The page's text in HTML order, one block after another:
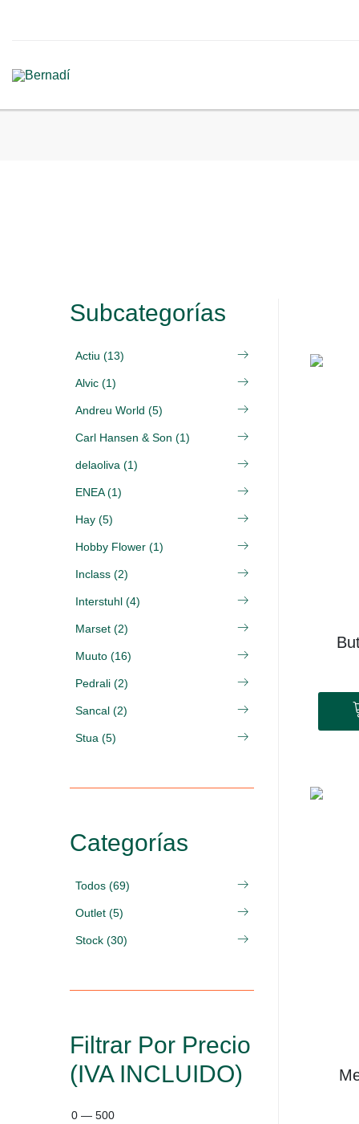
Subcategorías
Actiu (13)
Alvic (1)
Andreu World (5)
Carl Hansen & Son (1)
delaoliva (1)
ENEA (1)
Hay (5)
Hobby Flower (1)
Inclass (2)
Interstuhl (4)
Marset (2)
Muuto (16)
Pedrali (2)
Sancal (2)
Stua (5)
Categorías
Todos (69)
Outlet (5)
Stock (30)
Filtrar Por Precio
(IVA INCLUIDO)
0 — 500